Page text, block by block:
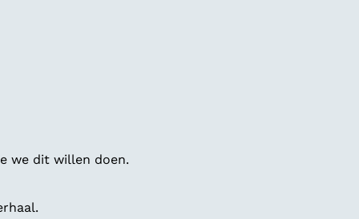
we dit willen doen.